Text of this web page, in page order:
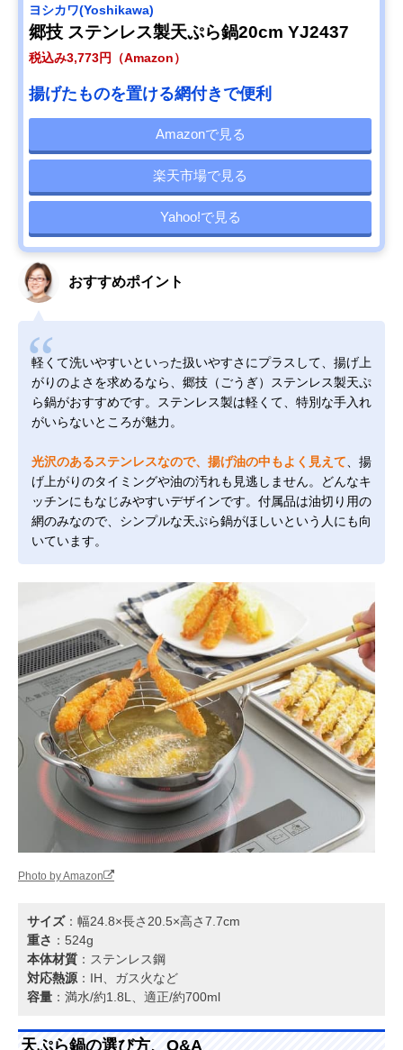
ヨシカワ(Yoshikawa)
郷技 ステンレス製天ぷら鍋20cm YJ2437
税込み3,773円（Amazon）
揚げたものを置ける網付きで便利
Amazonで見る
楽天市場で見る
Yahoo!で見る
おすすめポイント
軽くて洗いやすいといった扱いやすさにプラスして、揚げ上
がりのよさを求めるなら、郷技（ごうぎ）ステンレス製天ぷ
ら鍋がおすすめです。ステンレス製は軽くて、特別な手入れ
がいらないところが魅力。
光沢のあるステンレスなので、揚げ油の中もよく見えて 、揚
げ上がりのタイミングや油の汚れも見逃しません。どんなキ
ッチンにもなじみやすいデザインです。付属品は油切り用の
網のみなので、シンプルな天ぷら鍋がほしいという人にも向
いています。
Photo by Amazon
サイズ：幅24.8×長さ20.5×高さ7.7cm
重さ ：524g
本体材質 ：ステンレス鋼
対応熱源 ：IH、ガス火など
容量 ：満水/約1.8L、適正/約700ml
天ぷら鍋の選び方、Q&A